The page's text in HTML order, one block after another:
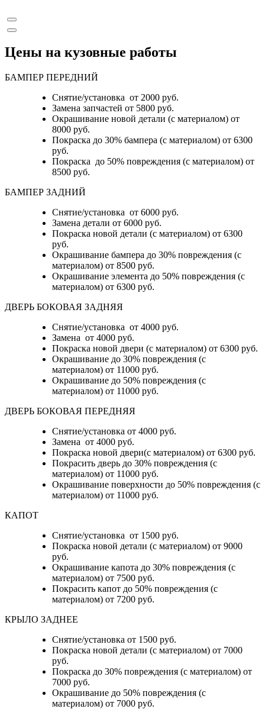
Цены на кузовные работы
БАМПЕР ПЕРЕДНИЙ
Снятие/установка от 2000 руб.
Замена запчастей от 5800 руб.
Окрашивание новой детали (с материалом) от
8000 руб.
Покраска до 30% бампера (с материалом) от 6300
руб.
Покраска до 50% повреждения (с материалом) от
8500 руб.
БАМПЕР ЗАДНИЙ
Снятие/установка от 6000 руб.
Замена детали от 6000 руб.
Покраска новой детали (с материалом) от 6300
руб.
Окрашивание бампера до 30% повреждения (с
материалом) от 8500 руб.
Окрашивание элемента до 50% повреждения (с
материалом) от 6300 руб.
ДВЕРЬ БОКОВАЯ ЗАДНЯЯ
Снятие/установка от 4000 руб.
Замена от 4000 руб.
Покраска новой двери (с материалом) от 6300 руб.
Окрашивание до 30% повреждения (с
материалом) от 11000 руб.
Окрашивание до 50% повреждения (с
материалом) от 11000 руб.
ДВЕРЬ БОКОВАЯ ПЕРЕДНЯЯ
Снятие/установка от 4000 руб.
Замена от 4000 руб.
Покраска новой двери(с материалом) от 6300 руб.
Покрасить дверь до 30% повреждения (с
материалом) от 11000 руб.
Окрашивание поверхности до 50% повреждения (с
материалом) от 11000 руб.
КАПОТ
Снятие/установка от 1500 руб.
Покраска новой детали (с материалом) от 9000
руб.
Окрашивание капота до 30% повреждения (с
материалом) от 7500 руб.
Покрасить капот до 50% повреждения (с
материалом) от 7200 руб.
КРЫЛО ЗАДНЕЕ
Снятие/установка от 1500 руб.
Покраска новой детали (с материалом) от 7000
руб.
Покраска до 30% повреждения (с материалом) от
7000 руб.
Окрашивание до 50% повреждения (с
материалом) от 7000 руб.